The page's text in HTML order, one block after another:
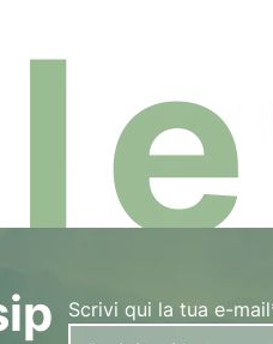
Scrivi qui la tua e-